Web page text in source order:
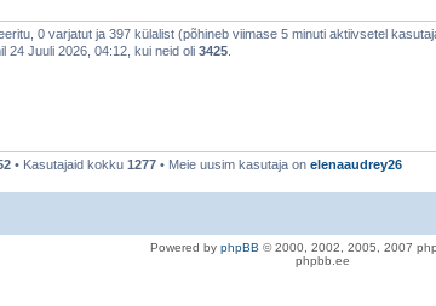
0 varjatut ja 397 külalist (põhineb viimase 5 minuti aktiivsetel
24 Juuli 2026, 04:12, kui neid oli 3425
• Kasutajaid kokku 1277 • Meie uusim kasutaja on elenaaudrey26
Powered by phpBB © 2000, 2002, 2005, 2007 ph
phpbb.ee